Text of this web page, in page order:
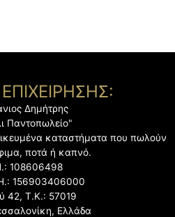
Δημήτρης
Παντοπωλείο"
καταστήματα που πωλούν
ποτά ή καπνό.
108606498
156903406000
42, Τ.Κ.: 57019
Ελλάδα